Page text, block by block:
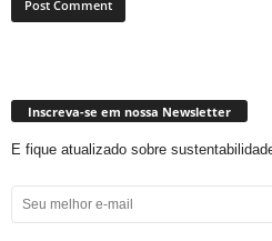
Inscreva-se em nossa Newsletter
E fique atualizado sobre